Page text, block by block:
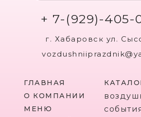
ГЛАВНАЯ
+ 7-(929)-405-
г. Хабаровск ул.
О КОМПАНИИ
МЕНЮ